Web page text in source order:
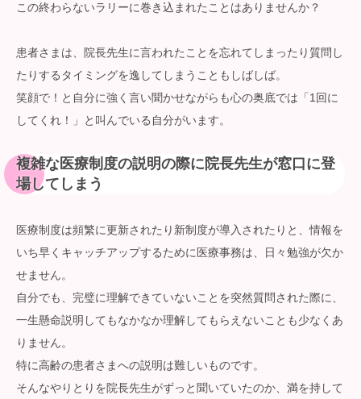
この終わらないラリーに巻き込まれたことはありませんか？
患者さまは、院長先生に言われたことを忘れてしまったり質問し
たりするタイミングを逸してしまうこともしばしば。
笑顔で！と自分に強く言い聞かせながらも心の奥底では「1回に
してくれ！」と叫んでいる自分がいます。
複雑な医療制度の説明の際に院長先生が窓口に登
場してしまう
医療制度は頻繁に更新されたり新制度が導入されたりと、情報を
いち早くキャッチアップするために医療事務は、日々勉強が欠か
せません。
自分でも、完璧に理解できていないことを突然質問された際に、
一生懸命説明してもなかなか理解してもらえないことも少なくあ
りません。
特に高齢の患者さまへの説明は難しいものです。
そんなやりとりを院長先生がずっと聞いていたのか、満を持して